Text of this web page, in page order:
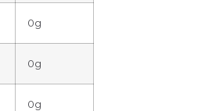
0g
0g
0g